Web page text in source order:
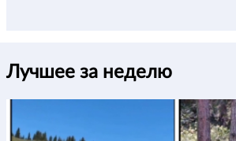
Лучшее за неделю